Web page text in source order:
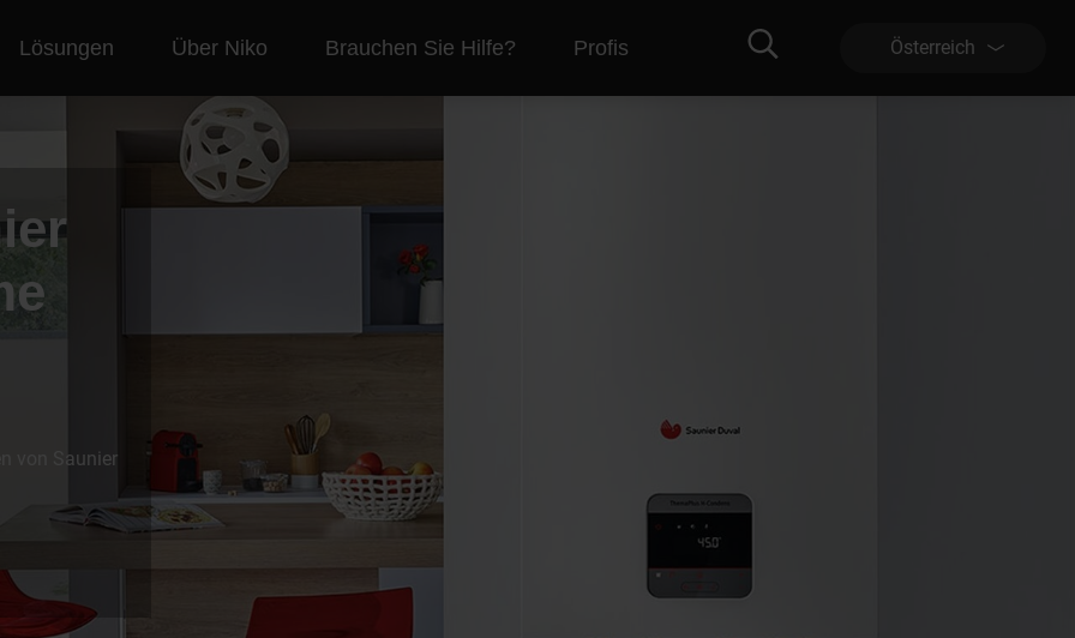
Lösungen Über Niko Brauchen Sie Hilfe? Profis Österreich
von Saunier